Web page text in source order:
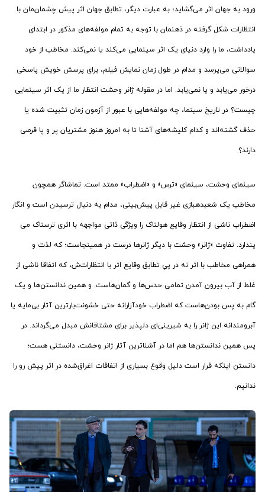
ورود به جهان اثر می­‌گشاید؛ به عبارت دیگر، تطابق جهان اثر پیش چشمان‌­مان با
انتظارات شکل گرفته در ذهن­مان با توجه به تمام مولفه­‌های مذکور در ابتدای
یادداشت، ما را وارد دنیای یک اثر سینمایی می­­‌کند یا نمی‌­کند. مخاطب از خود
سوالاتی می‌­پرسد و مدام در طول زمان نمایش فیلم، برای پرسش خویش پاسخی
درخور می­‌یابد و یا نمی‌­یابد. اما در مقوله ژانر وحشت انتظار ما از یک اثر سینمایی
چیست؟ در تاریخ سینما، چه مولفه‌­هایی با عبور از آزمون زمان تثبیت شده یا
حذف گشته‌­اند و کدام کلیشه‌­های آشنا تا به امروز هنوز مشتریان پر و پا قرصی
دارند؟
سینمای وحشت، سینمای «ترس» و «اضطراب» ممتد است. تماشاگر هم­چون
مخاطب یک شعبده­بازی غیر قابل پیش­‌بینی، مدام به دنبال ترسیدن است و انگار
اضطراب ناشی از انتظار وقایع هولناک را ویژگی ذاتی مواجهه با اثری ترسناک می­‌
پندارد. تفاوت «ژانر» وحشت با دیگر ژانرها درست در همین­جاست؛ که لذت و
همراهی مخاطب با اثر نه در پیِ تطابق وقایع اثر با انتظارات‌ش، که اتفاقا ناشی از
غلط از آب بیرون آمدن تمامی حدس­‌ها و گمان­‌هاست. و همین ندانستن‌­ها و یک
گام به پس بودن‌­هاست که اضطراب خودآزارانه حتی خشونت­‌بارترین آثار بی­‌مایه یا
آبرومندانه این ژانر را به شیرینی‌ای دلپذیر برای مشتاقانش مبدل می­‌گرداند. در
پس همین ندانستن­‌ها هم اما در آشناترین آثار ژانر وحشت، دانستنی هست؛
دانستن اینکه قرار است دلیل وقوع بسیاری از اتفاقات اغراق‌­شده در اثر پیش رو را
ندانیم.